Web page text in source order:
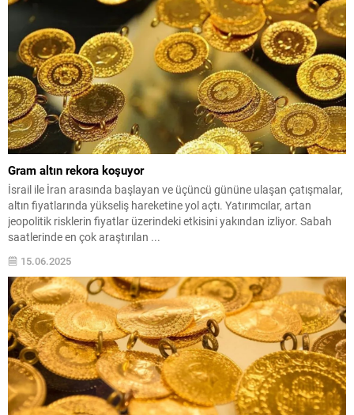
Gram altın rekora koşuyor
İsrail ile İran arasında başlayan ve üçüncü gününe ulaşan çatışmalar,
altın fiyatlarında yükseliş hareketine yol açtı. Yatırımcılar, artan
jeopolitik risklerin fiyatlar üzerindeki etkisini yakından izliyor. Sabah
saatlerinde en çok araştırılan ...
15.06.2025